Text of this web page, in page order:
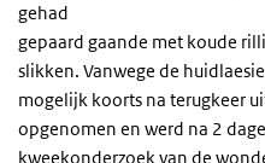
gehad
gepaard gaande met koude
slikken. Vanwege de
mogelijk koorts na terugkeer
opgenomen en werd na 2
kweekonderzoek van de